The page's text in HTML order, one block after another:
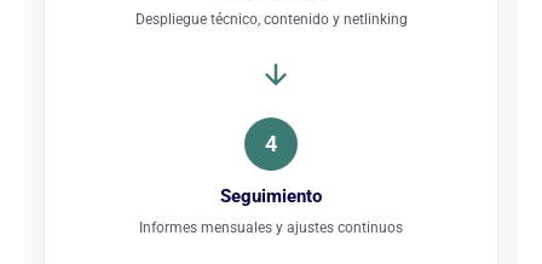
Despliegue técnico, contenido y netlinking
4
Seguimiento
Informes mensuales y ajustes continuos